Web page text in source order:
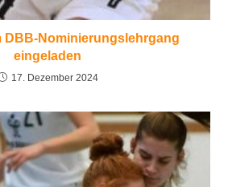
DBB-Nominierungslehrgang
eingeladen
17. Dezember 2024